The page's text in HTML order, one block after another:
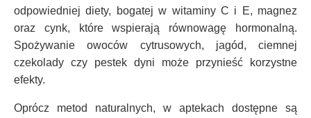
odpowiedniej diety, bogatej w witaminy C i E, magnez
oraz cynk, które wspierają równowagę hormonalną.
Spożywanie owoców cytrusowych, jagód, ciemnej
czekolady czy pestek dyni może przynieść korzystne
efekty.
Oprócz metod naturalnych, w aptekach dostępne są